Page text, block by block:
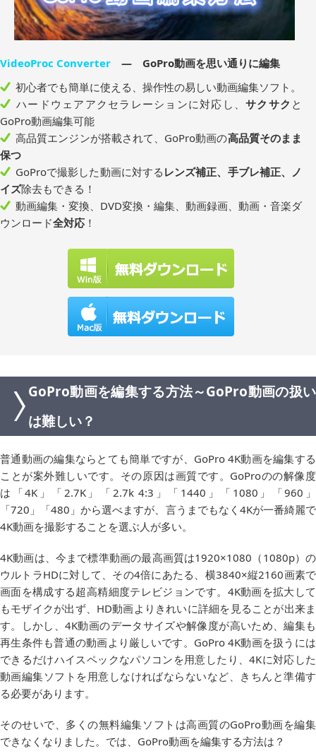
VideoProc Converter ― GoPro動画を思い通りに編集
初心者でも簡単に使える、操作性の易しい動画編集ソフト。
ハードウェアアクセラレーションに対応し、サクサク と
GoPro動画編集可能
高品質エンジンが搭載されて、GoPro動画の高品質そのまま
保つ
GoProで撮影した動画に対する レンズ補正、手ブレ補正、ノ
イズ除去もできる！
動画編集・変換、DVD変換・編集、動画録画、動画・音楽ダ
ウンロード全対応 ！
GoPro動画を編集する方法～GoPro動画の扱い
は難しい？
普通動画の編集ならとても簡単ですが、GoPro 4K動画を編集する
ことが案外難しいです。その原因は画質です。GoProのの解像度
は「4K」「2.7K」「2.7k 4:3」「1440」「1080」「960」
「720」「480」から選べますが、言うまでもなく4Kが一番綺麗で
4K動画を撮影することを選ぶ人が多い。
4K動画は、今まで標準動画の最高画質は1920×1080（1080p）の
ウルトラHDに対して、その4倍にあたる、横3840×縦2160画素で
画面を構成する超高精細度テレビジョンです。4K動画を拡大して
もモザイクが出ず、HD動画よりきれいに詳細を見ることが出来ま
す。しかし、4K動画のデータサイズや解像度が高いため、編集も
再生条件も普通の動画より厳しいです。GoPro 4K動画を扱うには
できるだけハイスペックなパソコンを用意したり、4Kに対応した
動画編集ソフトを用意しなければならないなど、きちんと準備す
る必要があります。
そのせいで、多くの無料編集ソフトは高画質のGoPro動画を編集
できなくなりました。では、GoPro動画を編集する方法は？